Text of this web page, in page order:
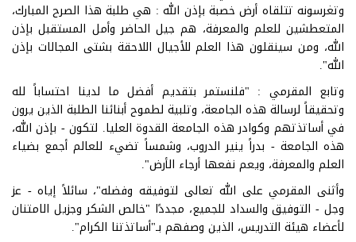
وتغرسونه تتلقاه أرض خصبة بإذن الله : هي طلبة هذا الصرح المبارك،
المتعطشين للعلم والمعرفة، هم جيل الحاضر وأمل المستقبل بإذن
الله، ومن سينقلون هذا العلم للأجيال اللاحقة بشتى المجالات بإذن
الله".
وتابع المقرمي : "فلنستمر بتقديم أفضل ما لدينا احتساباً لله
وتحقيقاً لرسالة هذه الجامعة، وتلبية لطموح أبنائنا الطلبة الذين يرون
في أساتذتهم وكوادر هذه الجامعة القدوة العليا. لتكون - بإذن الله،
هذه الجامعة - بدراً ينير الدروب، وشمساً تضيء للعالم أجمع بضياء
العلم والمعرفة، ويعم نفعها أرجاء الأرض".
وأثنى المقرمي على الله تعالى لتوفيقه وفضله"، سائلاً إياه - عز
وجل - التوفيق والسداد للجميع، مجددًا "خالص الشكر وجزيل الامتنان
لأعضاء هيئة التدريس، الذين وصفهم بـ"أساتذتنا الكرام".